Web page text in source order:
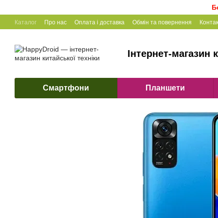
Каталог Про нас Оплата і доставка Обмін та повернення
Інтернет-магазин
Смартфони Планшети